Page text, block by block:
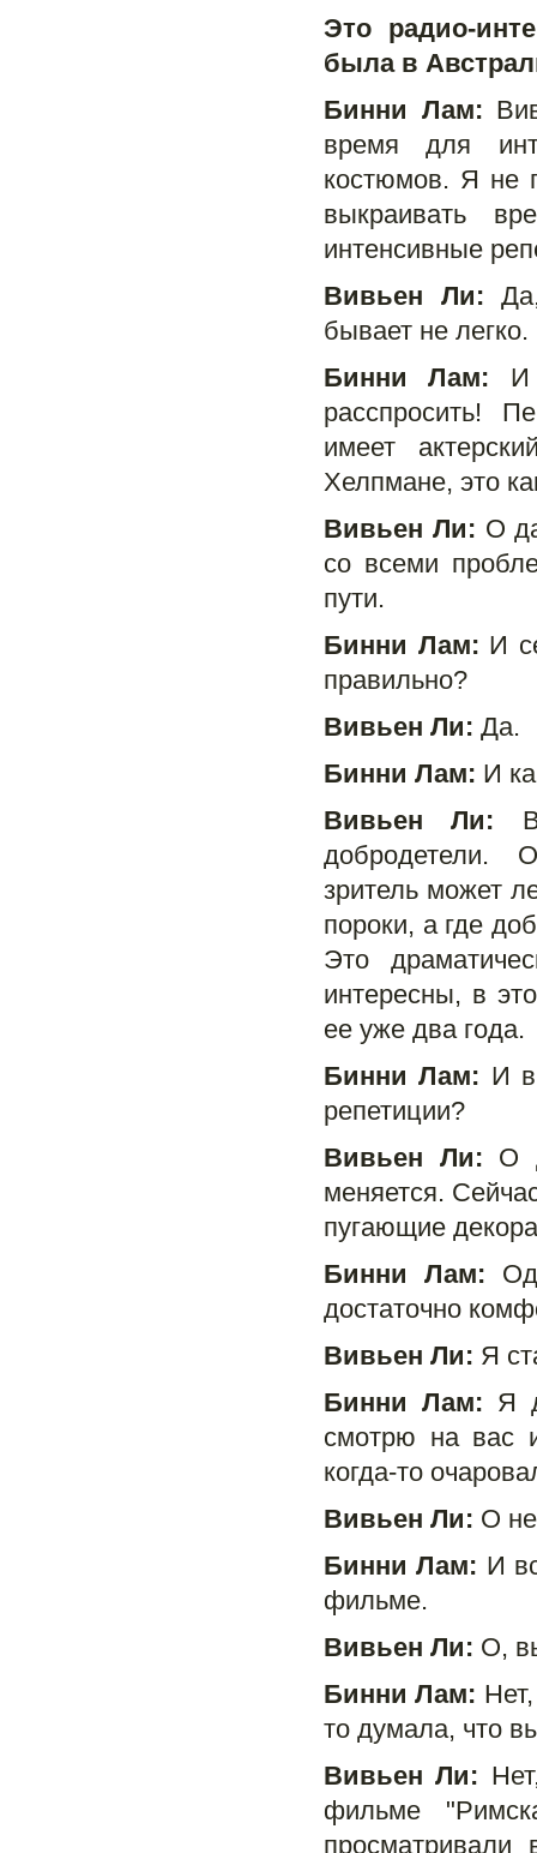
Это радио-
была в
Бинни Лам:
время для
костюмов. Я не
выкраивать
интенсивные
Вивьен Ли:
бывает не
Бинни Лам: И
расспросить!
имеет
Хелпмане, это
Вивьен Ли: О
со всеми
пути.
Бинни Лам: И
правильно?
Вивьен Ли: Да.
Бинни Лам: И
Вивьен Ли: В
добродетели.
зритель может
пороки, а где
Это
интересны, в
ее уже два года.
Бинни Лам: И
репетиции?
Вивьен Ли: О
меняется.
пугающие
Бинни Лам:
достаточно
Вивьен Ли: Я
Бинни Лам: Я
смотрю на вас
когда-то
Вивьен Ли: О
Бинни Лам: И
фильме.
Вивьен Ли: О,
Бинни Лам:
то думала, что
Вивьен Ли:
фильме